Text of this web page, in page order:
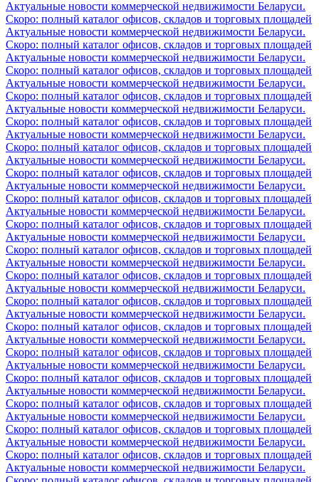
Актуальные новости коммерческой недвижимости Беларуси.
Скоро: полный каталог офисов, складов и торговых площадей
Актуальные новости коммерческой недвижимости Беларуси.
Скоро: полный каталог офисов, складов и торговых площадей
Актуальные новости коммерческой недвижимости Беларуси.
Скоро: полный каталог офисов, складов и торговых площадей
Актуальные новости коммерческой недвижимости Беларуси.
Скоро: полный каталог офисов, складов и торговых площадей
Актуальные новости коммерческой недвижимости Беларуси.
Скоро: полный каталог офисов, складов и торговых площадей
Актуальные новости коммерческой недвижимости Беларуси.
Скоро: полный каталог офисов, складов и торговых площадей
Актуальные новости коммерческой недвижимости Беларуси.
Скоро: полный каталог офисов, складов и торговых площадей
Актуальные новости коммерческой недвижимости Беларуси.
Скоро: полный каталог офисов, складов и торговых площадей
Актуальные новости коммерческой недвижимости Беларуси.
Скоро: полный каталог офисов, складов и торговых площадей
Актуальные новости коммерческой недвижимости Беларуси.
Скоро: полный каталог офисов, складов и торговых площадей
Актуальные новости коммерческой недвижимости Беларуси.
Скоро: полный каталог офисов, складов и торговых площадей
Актуальные новости коммерческой недвижимости Беларуси.
Скоро: полный каталог офисов, складов и торговых площадей
Актуальные новости коммерческой недвижимости Беларуси.
Скоро: полный каталог офисов, складов и торговых площадей
Актуальные новости коммерческой недвижимости Беларуси.
Скоро: полный каталог офисов, складов и торговых площадей
Актуальные новости коммерческой недвижимости Беларуси.
Скоро: полный каталог офисов, складов и торговых площадей
Актуальные новости коммерческой недвижимости Беларуси.
Скоро: полный каталог офисов, складов и торговых площадей
Актуальные новости коммерческой недвижимости Беларуси.
Скоро: полный каталог офисов, складов и торговых площадей
Актуальные новости коммерческой недвижимости Беларуси.
Скоро: полный каталог офисов, складов и торговых площадей
Актуальные новости коммерческой недвижимости Беларуси.